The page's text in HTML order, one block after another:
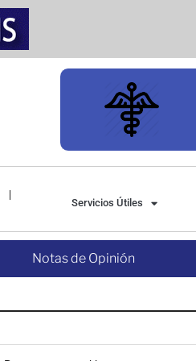
Servicios Útiles
Notas de Opinión